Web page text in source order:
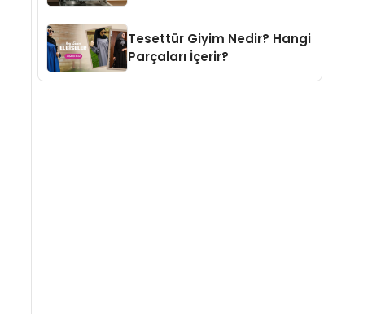
Tesettür Giyim Nedir? Hangi
Parçaları İçerir?